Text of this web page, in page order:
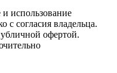
использование
с согласия владельца.
офертой.